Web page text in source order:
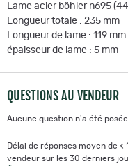
Lame acier böhler n695
Longueur totale : 235 mm
Longueur de lame : 119 mm
épaisseur de lame : 5 mm
QUESTIONS AU VENDEUR
Aucune question n'a été posée
Délai de réponses moyen de
vendeur sur les 30 derniers